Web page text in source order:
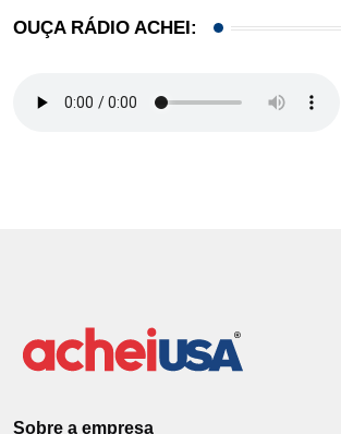
OUÇA RÁDIO ACHEI:
Sobre a empresa